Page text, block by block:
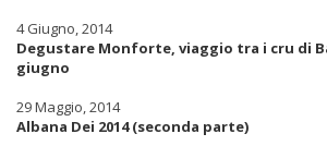
4 Giugno, 2014
Degustare Monforte, viaggio tra i cru di
giugno
29 Maggio, 2014
Albana Dei 2014 (seconda parte)